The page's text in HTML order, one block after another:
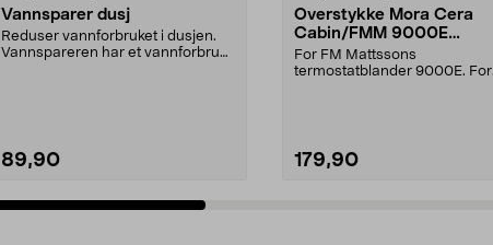
Vannsparer dusj
Reduser vannforbruket i dusjen.
Vannspareren har et vannforbruk
89,90
Overstykke Mora Cera
Cabin/FMM 9000E
termostatblander
For FM Mattssons
termostatblander 9000E. For
179,90